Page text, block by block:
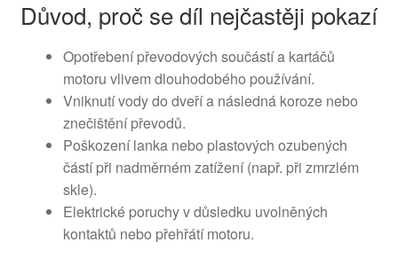
Důvod, proč se díl nejčastěji pokazí
Opotřebení převodových součástí a kartáčů
motoru vlivem dlouhodobého používání.
Vniknutí vody do dveří a následná koroze nebo
znečištění převodů.
Poškození lanka nebo plastových ozubených
částí při nadměrném zatížení (např. při zmrzlém
skle).
Elektrické poruchy v důsledku uvolněných
kontaktů nebo přehřátí motoru.